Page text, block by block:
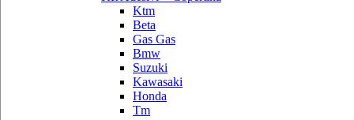
Ktm
Beta
Gas Gas
Bmw
Suzuki
Kawasaki
Honda
Tm